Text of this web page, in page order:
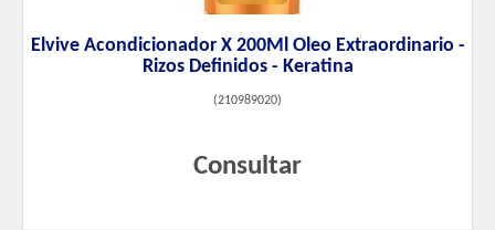
Elvive Acondicionador X 200Ml Oleo Extraordinario -
Rizos Definidos - Keratina
(210989020)
Consultar